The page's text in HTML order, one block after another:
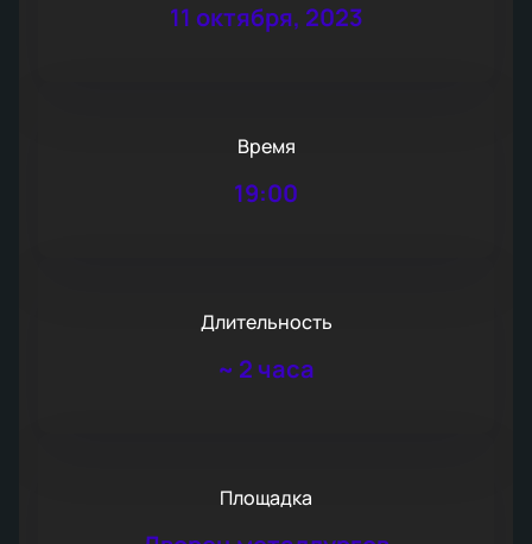
11 октября, 2023
Время
19:00
Длительность
~ 2 часа
Площадка